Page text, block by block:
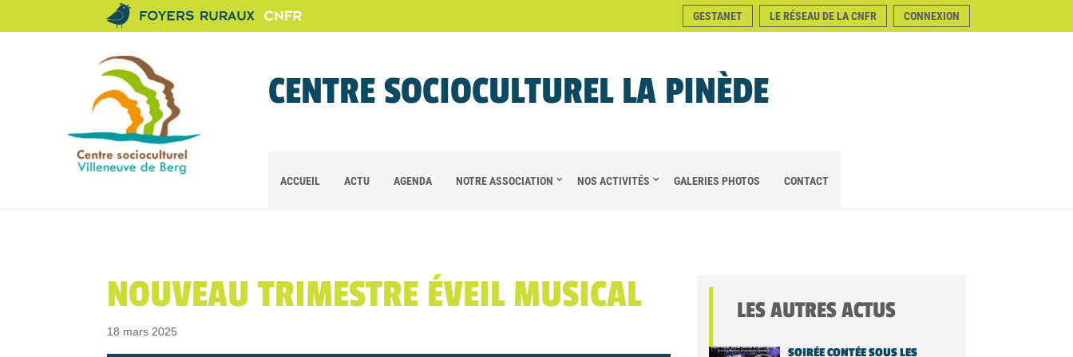
GESTANET LE RÉSEAU DE LA CNFR CONNEXION
CENTRE SOCIOCULTUREL LA PINÈDE
ACCUEIL ACTU AGENDA NOTRE ASSOCIATION NOS ACTIVITÉS GALERIES PHOTOS CONTACT
NOUVEAU TRIMESTRE ÉVEIL MUSICAL
18 mars 2025
LES AUTRES ACTUS
SOIRÉE CONTÉE SOUS LES